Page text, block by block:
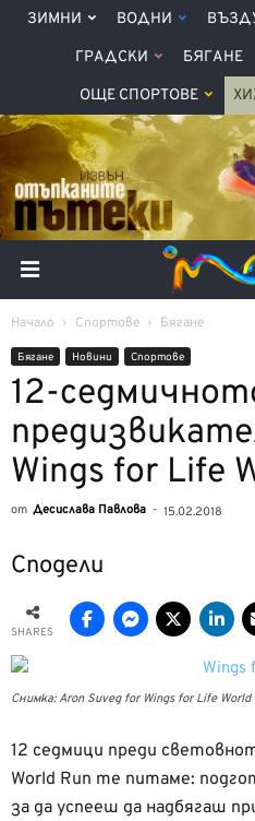
ЗИМНИ ВОДНИ
ГРАДСКИ БЯГАНЕ
ОЩЕ СПОРТОВЕ
Начало Спортове Бягане
Бягане Новини Спортове
12-
Wings for Life
от Десислава Павлова - 15.02.2018
Сподели
SHARES
Снимка: Aron Suveg for Wings for Life World
12 седмици преди
World Run те питаме:
за да успееш да надбягаш